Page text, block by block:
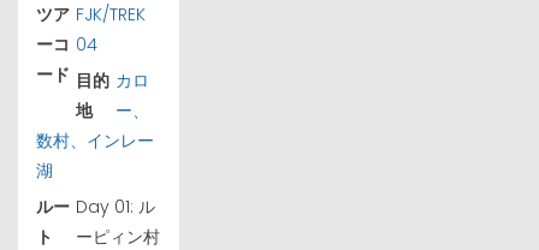
ツア
ーコ
ード
FJK/TREK
04
目的
地
カロ
ー、
数村、インレー
湖
ルー
ト
Day 01: ル
ーピィン村